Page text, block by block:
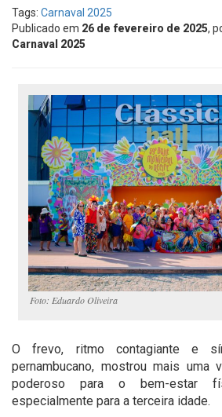
Tags: Carnaval 2025
Publicado em 26 de fevereiro de 2025,
Carnaval 2025
Foto: Eduardo Oliveira
O frevo, ritmo contagiante e
pernambucano, mostrou mais uma
poderoso para o bem-estar
especialmente para a terceira idade.